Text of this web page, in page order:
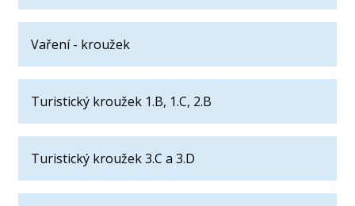
Vaření - kroužek
Turistický kroužek 1.B, 1.C, 2.B
Turistický kroužek 3.C a 3.D